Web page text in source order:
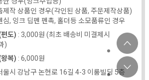
제작 상품인 경우(각인된 상품, 주문제작상품)
심, 잉크 딥펜 펜촉, 홀더등 소모품류인 경우
도) : 3,000원 (최초 배송비 미결제시
)
복) : 6,000원
울시 강남구 논현로 16길 4-3 이룸빌딩 5층